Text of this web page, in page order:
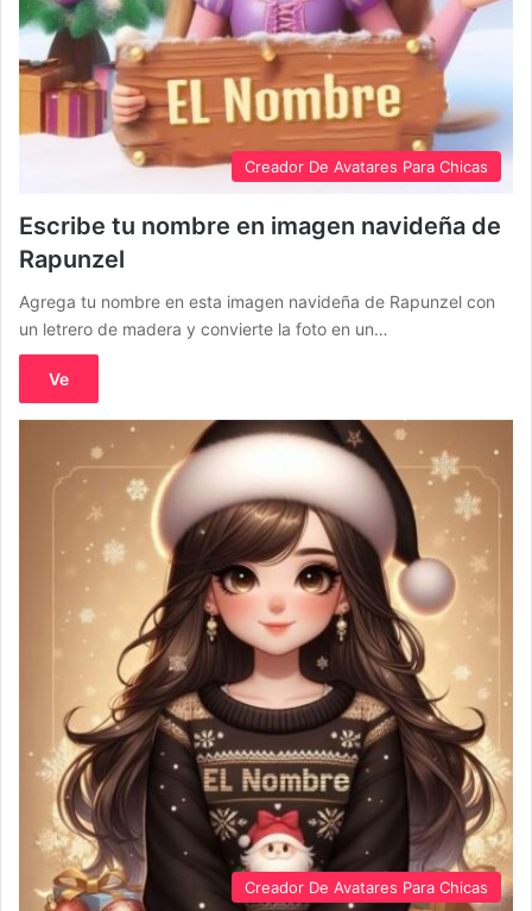
Creador De Avatares Para Chicas
Escribe tu nombre en imagen navideña de
Rapunzel
Agrega tu nombre en esta imagen navideña de Rapunzel con
un letrero de madera y convierte la foto en un…
Ve
Creador De Avatares Para Chicas